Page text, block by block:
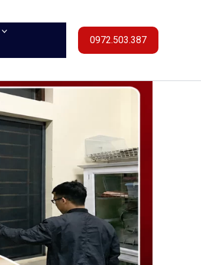
0972.503.387